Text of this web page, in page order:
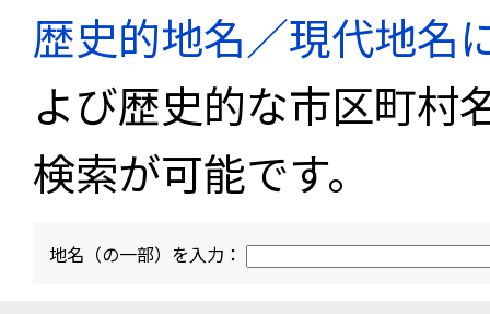
歴史的地名／現代地名
よび歴史的な市区町村
検索が可能です。
地名（の一部）を入力：